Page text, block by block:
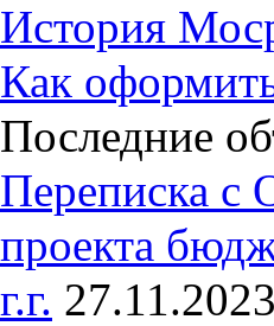
История
Как
Последние
Переписка
проекта
г.г. 27.11.2023